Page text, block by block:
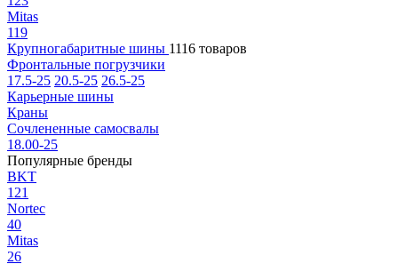
Mitas
119
Крупногабаритные шины 1116 товаров
Фронтальные погрузчики
17.5-25 20.5-25 26.5-25
Карьерные шины
Краны
Сочлененные самосвалы
18.00-25
Популярные бренды
BKT
121
Nortec
40
Mitas
26